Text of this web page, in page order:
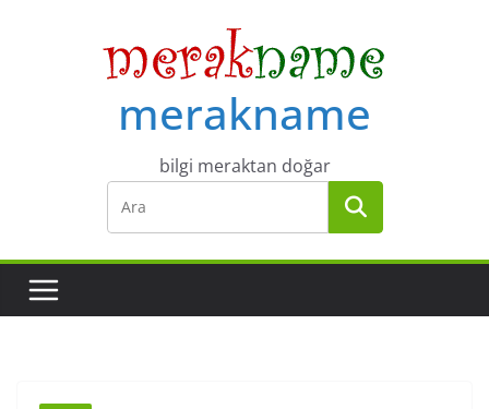
merakname
bilgi meraktan doğar